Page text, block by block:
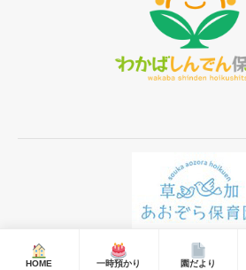
Ⓒ 2019 草加あおぞら保育園 All
HOME 一時預かり 園だより